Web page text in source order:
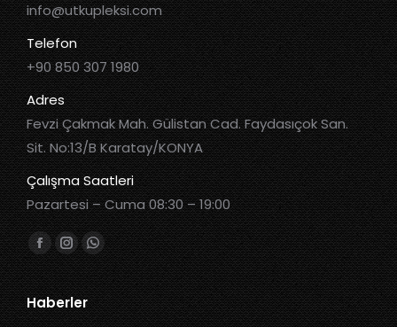
info@utkupleksi.com
Telefon
+90 850 307 1980
Adres
Fevzi Çakmak Mah. Gülistan Cad. Faydasıçok San.
Sit. No:13/B Karatay/KONYA
Çalışma Saatleri
Pazartesi – Cuma 08:30 – 19:00
Bizi bulun:
Haberler